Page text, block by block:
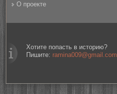
О проекте
Хотите попасть в историю?
Пишите: ramina009@gmail.com